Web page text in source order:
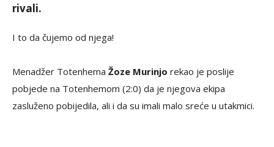
rivali.
I to da čujemo od njega!
Menadžer Totenhema Žoze Murinjo rekao je poslije
pobjede na Totenhemom (2:0) da je njegova ekipa
zasluženo pobijedila, ali i da su imali malo sreće u utakmici.